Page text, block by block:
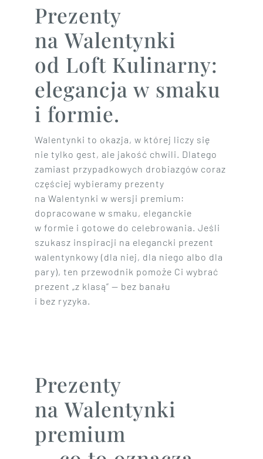
Prezenty
na Walentynki
od Loft Kulinarny:
elegancja w smaku
i formie.
Walentynki to okazja, w której liczy się
nie tylko gest, ale jakość chwili. Dlatego
zamiast przypadkowych drobiazgów coraz
częściej wybieramy prezenty
na Walentynki w wersji premium:
dopracowane w smaku, eleganckie
w formie i gotowe do celebrowania. Jeśli
szukasz inspiracji na elegancki prezent
walentynkowy (dla niej, dla niego albo dla
pary), ten przewodnik pomoże Ci wybrać
prezent „z klasą” — bez banału
i bez ryzyka.
Prezenty
na Walentynki
premium